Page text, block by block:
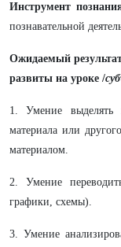
Инструмент
познавательной
Ожидаемый
развиты на уроке /
1. Умение выделять
материала или
материалом.
2. Умение
графики, схемы).
3. Умение